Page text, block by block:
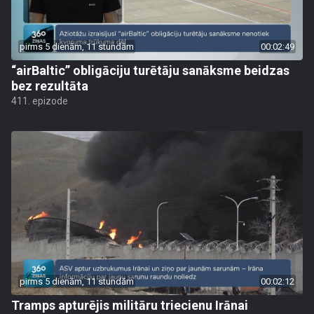
pirms 5 dienām, 11 stundām 00:02:49
“airBaltic” obligāciju turētāju sanāksme beidzas
bez rezultāta
411. epizode
pirms 5 dienām, 11 stundām 00:02:12
Tramps apturējis militāru triecienu Irānai